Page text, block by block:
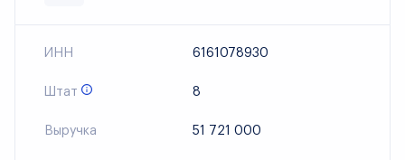
ИНН 6161078930
Штат 8
Выручка 51 721 000